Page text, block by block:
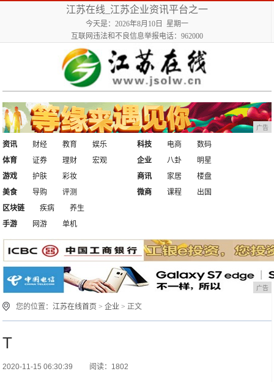
江苏在线_江苏企业资讯平台之一
今天是：2026年8月10日 星期一
互联网违法和不良信息举报电话：962000
广告
资讯 财经 教育
娱乐
体育
证券 理财 宏观
科技 电商
数码
企业
八卦
明星
游戏
护肤
彩妆
美食
导购 评测
商讯 家居
楼盘
微商
课程
出国
区块链
疾病
养生
手游
网游 单机
广告
您的位置：江苏在线首页 >企业 > 正文
T
2020-11-15 06:30:39 阅读：1802